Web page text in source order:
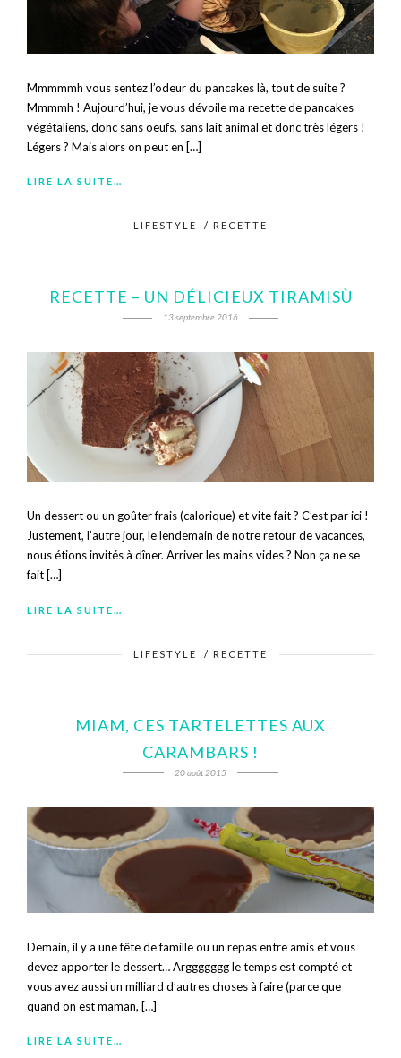
Mmmmmh vous sentez l’odeur du pancakes là, tout de suite ?
Mmmmh ! Aujourd’hui, je vous dévoile ma recette de pancakes
végétaliens, donc sans oeufs, sans lait animal et donc très légers !
Légers ? Mais alors on peut en […]
LIRE LA SUITE…
LIFESTYLE / RECETTE
RECETTE – UN DÉLICIEUX TIRAMISÙ
13 septembre 2016
Un dessert ou un goûter frais (calorique) et vite fait ? C’est par ici !
Justement, l’autre jour, le lendemain de notre retour de vacances,
nous étions invités à dîner. Arriver les mains vides ? Non ça ne se
fait […]
LIRE LA SUITE…
LIFESTYLE / RECETTE
MIAM, CES TARTELETTES AUX
CARAMBARS !
20 août 2015
Demain, il y a une fête de famille ou un repas entre amis et vous
devez apporter le dessert… Arggggggg le temps est compté et
vous avez aussi un milliard d’autres choses à faire (parce que
quand on est maman, […]
LIRE LA SUITE…